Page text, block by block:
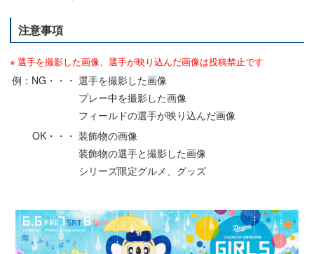
注意事項
選手を撮影した画像、選手が映り込んだ画像は投稿禁止です
例：NG・・・ 選手を撮影した画像
プレー中を撮影した画像
フィールドの選手が映り込んだ画像
OK・・・ 装飾物の画像
装飾物の選手と撮影した画像
シリーズ限定グルメ、グッズ